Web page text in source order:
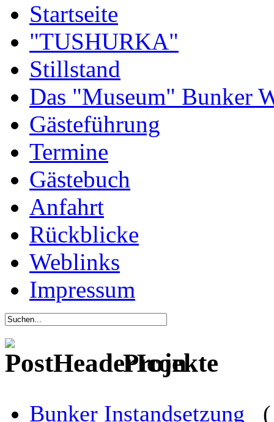
Startseite
"TUSHURKA"
Stillstand
Das "Museum" Bunker
Gästeführung
Termine
Gästebuch
Anfahrt
Rückblicke
Weblinks
Impressum
Projekte
Bunker Instandsetzung